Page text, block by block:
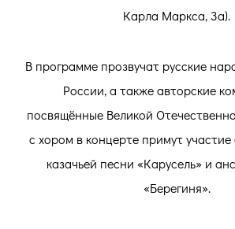
Карла Маркса, 3а).
В программе прозвучат русские
России, а также авторские
посвящённые Великой
с хором в концерте примут
казачьей песни «Карусель» и
«Берегиня».